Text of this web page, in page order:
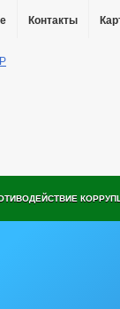
Контакты